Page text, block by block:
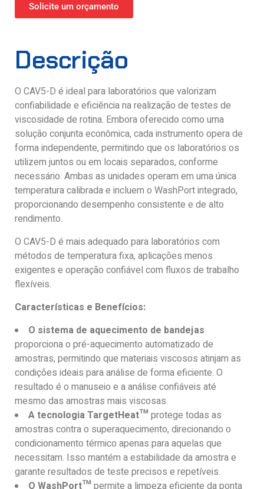
Solicite um orçamento
Descrição
O CAV5-D é ideal para laboratórios que valorizam
confiabilidade e eficiência na realização de testes de
viscosidade de rotina. Embora oferecido como uma
solução conjunta econômica, cada instrumento opera de
forma independente, permitindo que os laboratórios os
utilizem juntos ou em locais separados, conforme
necessário. Ambas as unidades operam em uma única
temperatura calibrada e incluem o WashPort integrado,
proporcionando desempenho consistente e de alto
rendimento.
O CAV5-D é mais adequado para laboratórios com
métodos de temperatura fixa, aplicações menos
exigentes e operação confiável com fluxos de trabalho
flexíveis.
Características e Benefícios:
O sistema de aquecimento de bandejas
proporciona o pré-aquecimento automatizado de
amostras, permitindo que materiais viscosos atinjam as
condições ideais para análise de forma eficiente. O
resultado é o manuseio e a análise confiáveis ​​até
mesmo das amostras mais viscosas.
A tecnologia TargetHeat™ protege todas as
amostras contra o superaquecimento, direcionando o
condicionamento térmico apenas para aquelas que
necessitam. Isso mantém a estabilidade da amostra e
garante resultados de teste precisos e repetíveis.
O WashPort™ permite a limpeza eficiente da ponta